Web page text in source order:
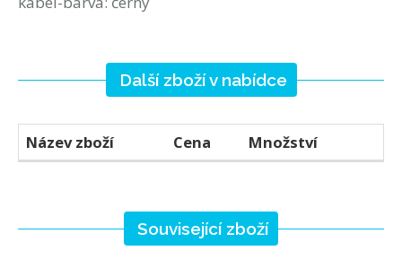
Další zboží v nabídce
Název zboží Cena Množství
Související zboží